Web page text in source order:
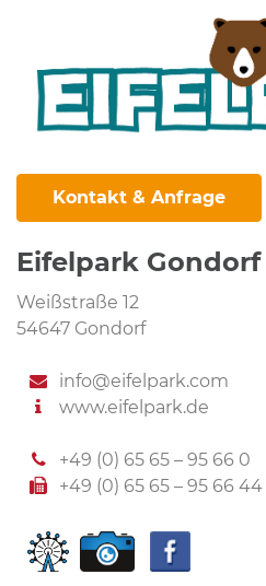
Kontakt & Anfrage
Eifelpark Gondorf
Weißstraße 12
54647 Gondorf
info@eifelpark.com
www.eifelpark.de
+49 (0) 65 65 – 95 66 0
+49 (0) 65 65 – 95 66 44